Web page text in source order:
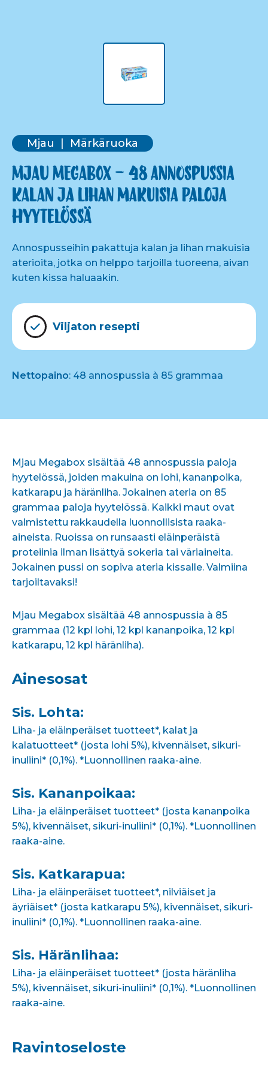
Mjau Märkäruoka
Mjau megabox – 48 annospussia
kalan ja lihan makuisia paloja
hyytelössä
Annospusseihin pakattuja kalan ja lihan makuisia
aterioita, jotka on helppo tarjoilla tuoreena, aivan
kuten kissa haluaakin.
Viljaton resepti
Nettopaino: 48 annospussia à 85 grammaa
Mjau Megabox sisältää 48 annospussia paloja
hyytelössä, joiden makuina on lohi, kananpoika,
katkarapu ja häränliha. Jokainen ateria on 85
grammaa paloja hyytelössä. Kaikki maut ovat
valmistettu rakkaudella luonnollisista raaka-
aineista. Ruoissa on runsaasti eläinperäistä
proteiinia ilman lisättyä sokeria tai väriaineita.
Jokainen pussi on sopiva ateria kissalle. Valmiina
tarjoiltavaksi!
Mjau Megabox sisältää 48 annospussia à 85
grammaa (12 kpl lohi, 12 kpl kananpoika, 12 kpl
katkarapu, 12 kpl häränliha).
Ainesosat
Sis. Lohta:
Liha- ja eläinperäiset tuotteet*, kalat ja
kalatuotteet* (josta lohi 5%), kivennäiset, sikuri-
inuliini* (0,1%). *Luonnollinen raaka-aine.
Sis. Kananpoikaa:
Liha- ja eläinperäiset tuotteet* (josta kananpoika
5%), kivennäiset, sikuri-inuliini* (0,1%). *Luonnollinen
raaka-aine.
Sis. Katkarapua:
Liha- ja eläinperäiset tuotteet*, nilviäiset ja
äyriäiset* (josta katkarapu 5%), kivennäiset, sikuri-
inuliini* (0,1%). *Luonnollinen raaka-aine.
Sis. Häränlihaa:
Liha- ja eläinperäiset tuotteet* (josta häränliha
5%), kivennäiset, sikuri-inuliini* (0,1%). *Luonnollinen
raaka-aine.
Ravintoseloste